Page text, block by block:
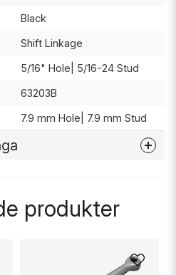
Black
Shift Linkage
5/16" Hole| 5/16-24 Stud
63203B
7.9 mm Hole| 7.9 mm Stud
produkter